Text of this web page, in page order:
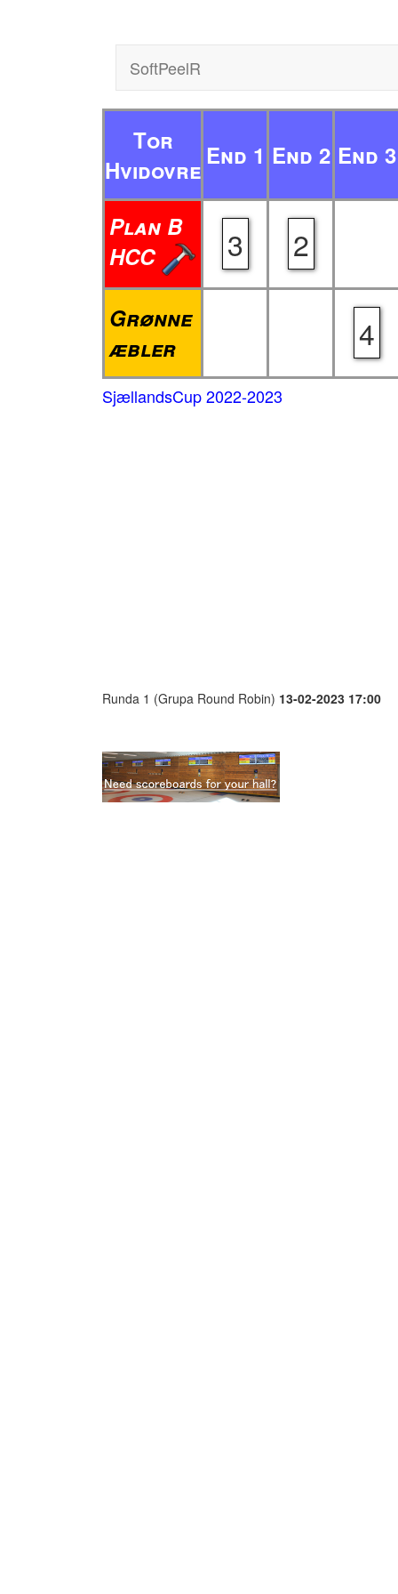
SoftPeelR
Tor
Hvidovre End 1 End 2 End 3
Plan B
HCC
3 2
Grønne
æbler
4
SjællandsCup 2022-2023
Runda 1 (Grupa Round Robin) 13-02-2023 17:00